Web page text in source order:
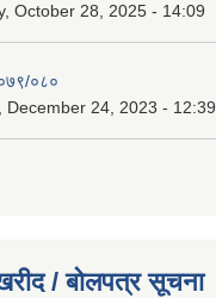
October 28, 2025 - 14:09
०८०
December 24, 2023 - 12:39
/ बोलपत्र सूचना